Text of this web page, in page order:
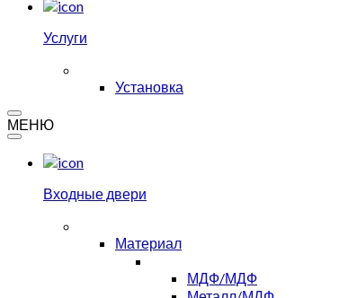
Услуги
Установка
МЕНЮ
Входные двери
Материал
МДФ/МДФ